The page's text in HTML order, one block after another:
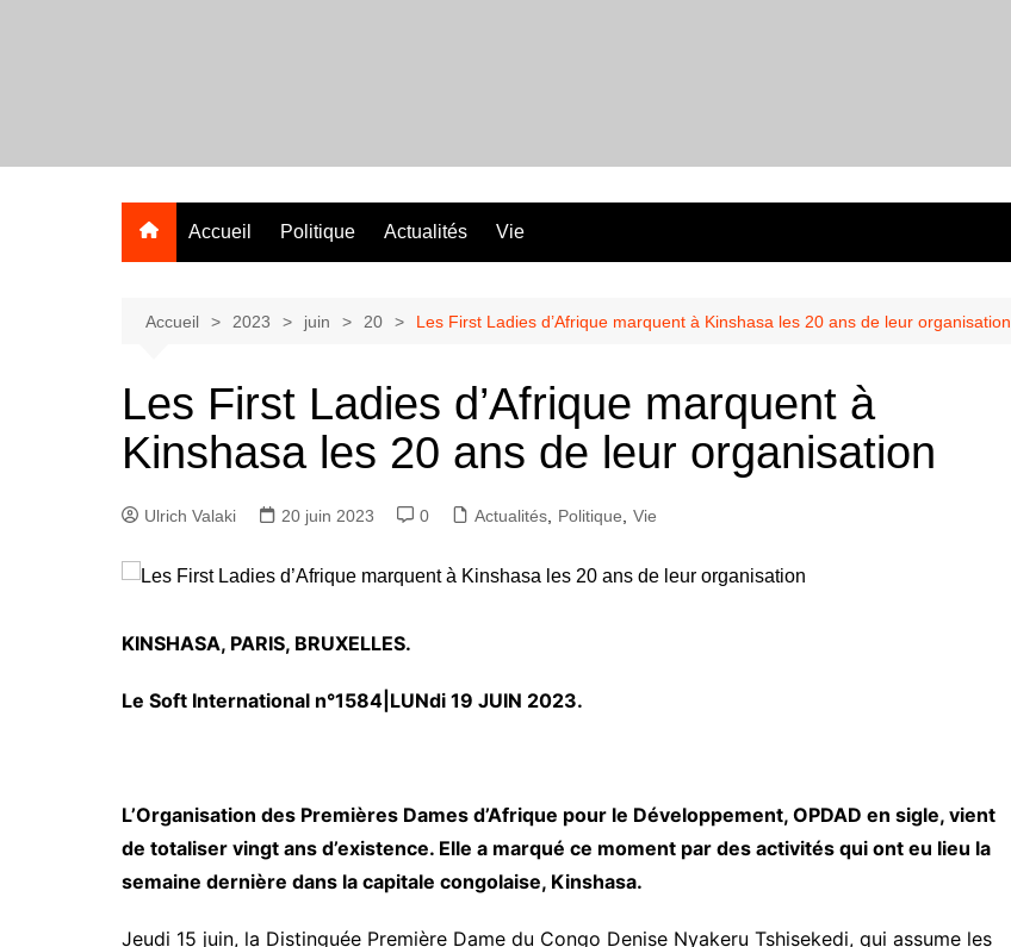
Accueil Politique Actualités Vie
Accueil 2023 juin 20 Les First Ladies d’Afrique marquent à Kinshasa les 20 ans de leur organisation
Les First Ladies d’Afrique marquent à
Kinshasa les 20 ans de leur organisation
Ulrich Valaki 20 juin 2023 0 Actualités Politique Vie
KINSHASA, PARIS, BRUXELLES.
Le Soft International n°1584 |LUNdi 19 JUIN 2023.
L’Organisation des Premières Dames d’Afrique pour le Développement, OPDAD en sigle, vient
de totaliser vingt ans d’existence. Elle a marqué ce moment par des activités qui ont eu lieu la
semaine dernière dans la capitale congolaise, Kinshasa.
Jeudi 15 juin, la Distinguée Première Dame du Congo Denise Nyakeru Tshisekedi, qui assume les